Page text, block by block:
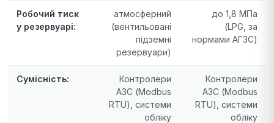
Робочий тиск
у резервуарі:
атмосферний
(вентильовані
підземні
резервуари)
до 1,8 МПа
(LPG, за
нормами АГЗС)
Сумісність:
Контролери
АЗС (Modbus
RTU), системи
обліку
Контролери
АЗС (Modbus
RTU), системи
обліку